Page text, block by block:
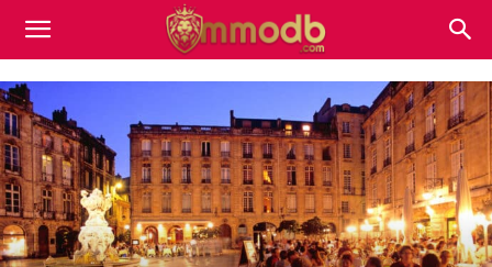
Mmodb.com